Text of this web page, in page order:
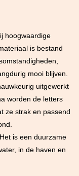
hoogwaardige
is bestand
mooi blijven.
uitgewerkt
worden de letters
ze strak en passend
is een duurzame
in de haven en